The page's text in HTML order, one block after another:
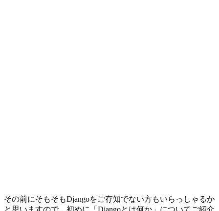
その前にそもそもDjangoをご存知でない方もいらっしゃるか
と思いますので、初めに「Djangoとは何か」についてご紹介